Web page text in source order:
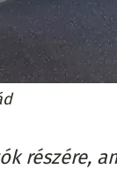
részére,